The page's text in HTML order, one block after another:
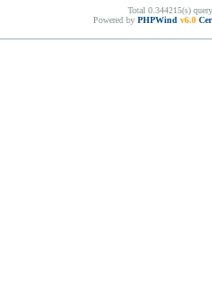
Total 0.344215(s)
Powered by PHPWind v6.0